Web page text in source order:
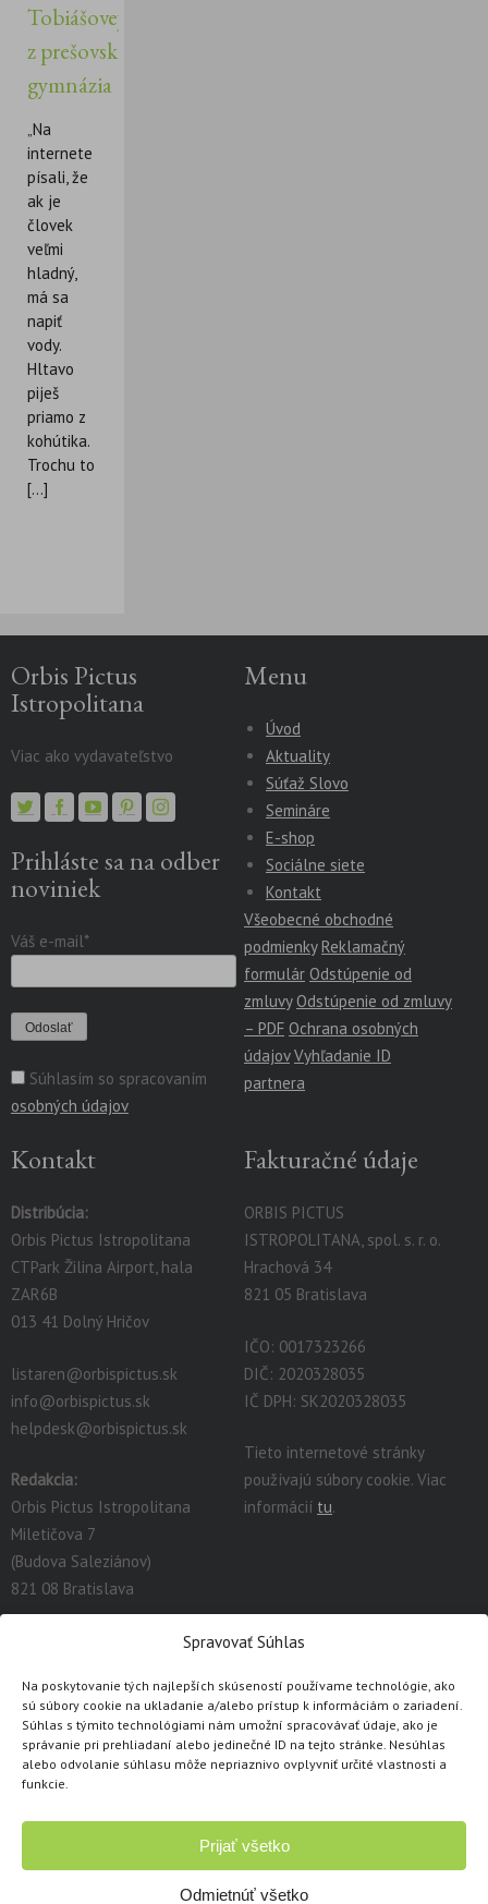
Spravovať Súhlas
Na poskytovanie tých najlepších skúseností používame technológie, ako
sú súbory cookie na ukladanie a/alebo prístup k informáciám o zariadení.
Súhlas s týmito technológiami nám umožní spracovávať údaje, ako je
správanie pri prehliadaní alebo jedinečné ID na tejto stránke. Nesúhlas
alebo odvolanie súhlasu môže nepriaznivo ovplyvniť určité vlastnosti a
funkcie.
Prijať všetko
Odmietnúť všetko
Tobiášovej
z prešovského
gymnázia
„Na
internete
písali, že
ak je
človek
veľmi
hladný,
má sa
napiť
vody.
Hltavo
piješ
priamo z
kohútika.
Trochu to
[...]
Orbis Pictus
Istropolitana
Viac ako vydavateľstvo
Prihláste sa na odber
noviniek
Váš e-mail*
Súhlasím so spracovaním
osobných údajov
Menu
Úvod
Aktuality
Súťaž Slovo
Semináre
E-shop
Sociálne siete
Kontakt
Všeobecné obchodné
podmienky Reklamačný
formulár Odstúpenie od
zmluvy Odstúpenie od zmluvy
– PDF Ochrana osobných
údajov Vyhľadanie ID
partnera
Kontakt
Distribúcia:
Orbis Pictus Istropolitana
CTPark Žilina Airport, hala
ZAR6B
013 41 Dolný Hričov
listaren@orbispictus.sk
info@orbispictus.sk
helpdesk@orbispictus.sk
Redakcia:
Orbis Pictus Istropolitana
Miletičova 7
(Budova Saleziánov)
821 08 Bratislava
Fakturačné údaje
ORBIS PICTUS
ISTROPOLITANA, spol. s. r. o.
Hrachová 34
821 05 Bratislava
IČO: 0017323266
DIČ: 2020328035
IČ DPH: SK2020328035
Tieto internetové stránky
používajú súbory cookie. Viac
informácií tu.
Podrobnú dokumentáciu a návody na prácu s E-učebnicami
nájdete tu:https://orbispictus.sk/vyuka-co-naje-fektivnejsie-s-e-
ucebnicami/.
V prípade problémov s e-učebnicami alebo licenciami, prosím
Copyright © 1991 - 2026 Orbis Pictus Istropolitana, spol. s r.o.